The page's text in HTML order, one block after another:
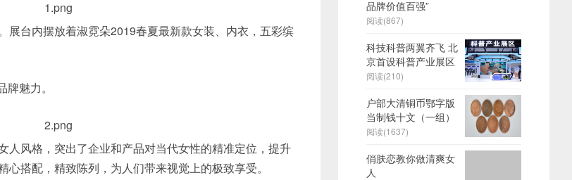
台内摆放着淑霓朵2019春夏最新款女装、内衣，五彩缤
魅力。
风格，突出了企业和产品对当代女性的精准定位，提升
搭配，精致陈列，为人们带来视觉上的极致享受。
品牌价值百强”
阅读(867)
科技科普两翼齐飞 北
京首设科普产业展区
阅读(210)
户部大清铜币鄂字版
当制钱十文（一组）
阅读(1637)
俏肤恋教你做清爽女
人